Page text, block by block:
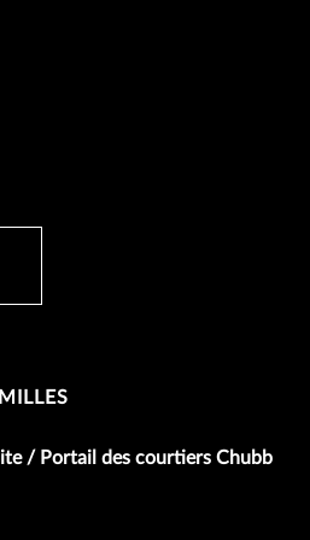
/ Portail des courtiers Chubb